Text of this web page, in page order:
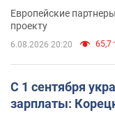
Европейские
проекту
6.08.2026 20:20 65,7
С 1 сентября
зарплаты: